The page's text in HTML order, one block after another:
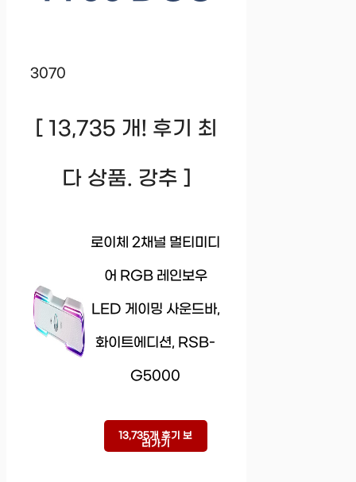
3070
[ 13,735 개! 후기 최
다 상품. 강추 ]
로이체 2채널 멀티미디
어 RGB 레인보우
LED 게이밍 사운드바,
화이트에디션, RSB-
G5000
13,735개 후기 보
러가기